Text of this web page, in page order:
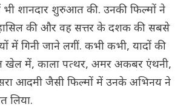
शानदार शुरुआत की. उनकी फिल्मों ने
की और वह सत्तर के दशक की सबसे
में गिनी जाने लगीं. कभी कभी, यादों की
खेल में, काला पत्थर, अमर अकबर एंथनी,
आदमी जैसी फिल्मों में उनके अभिनय ने
लिया.